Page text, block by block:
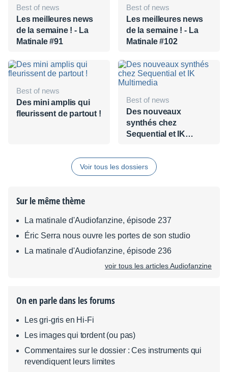
Best of news
Les meilleures news
de la semaine ! - La
Matinale #91
Best of news
Les meilleures news
de la semaine ! - La
Matinale #102
Best of news
Des mini amplis qui
fleurissent de partout !
Best of news
Des nouveaux
synthés chez
Sequential et IK
Voir tous les dossiers
Sur le même thème
La matinale d'Audiofanzine, épisode 237
Éric Serra nous ouvre les portes de son studio
La matinale d'Audiofanzine, épisode 236
voir tous les articles Audiofanzine
On en parle dans les forums
Les gri-gris en Hi-Fi
Les images qui tordent (ou pas)
Commentaires sur le dossier : Ces instruments qui
revendiquent leurs limites